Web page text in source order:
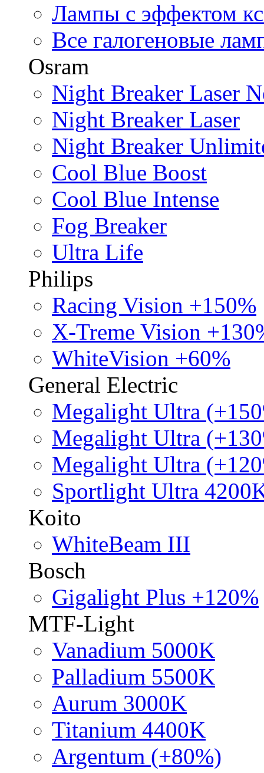
Лампы с эффектом
Все галогеновые
Osram
Night Breaker Laser
Night Breaker Laser
Night Breaker
Cool Blue Boost
Cool Blue Intense
Fog Breaker
Ultra Life
Philips
Racing Vision +150%
X-Treme Vision
WhiteVision +60%
General Electric
Megalight Ultra
Megalight Ultra
Megalight Ultra
Sportlight Ultra
Koito
WhiteBeam III
Bosch
Gigalight Plus +120%
MTF-Light
Vanadium 5000K
Palladium 5500K
Aurum 3000K
Titanium 4400K
Argentum (+80%)